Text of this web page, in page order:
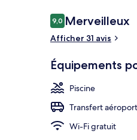
Avis
voyageurs
9,09,0 sur 10
Merveilleux
Afficher 31 avis
Équipements
Piscine
Transfert aéroport
Wi-Fi gratuit